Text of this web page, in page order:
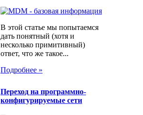
В этой статье мы попытаемся
дать понятный (хотя и
несколько примитивный)
ответ, что же такое...
Подробнее »
Переход на программно-
конфигурируемые сети